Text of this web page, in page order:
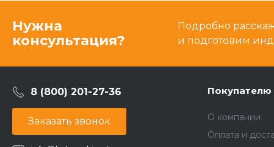
Нужна
консультация?
Подробно
и подготовим
8 (800) 201-27-36
Заказать звонок
Покупателю
О компании
Оплата и